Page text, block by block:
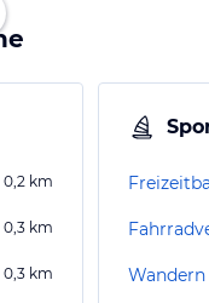
0,2 km
0,3 km
0,3 km Wandern